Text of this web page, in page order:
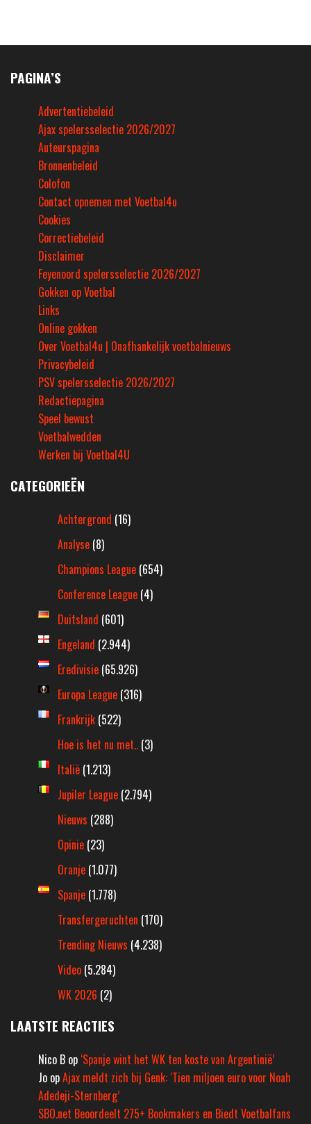
PAGINA’S
Advertentiebeleid
Ajax spelersselectie 2026/2027
Auteurspagina
Bronnenbeleid
Colofon
Contact opnemen met Voetbal4u
Cookies
Correctiebeleid
Disclaimer
Feyenoord spelersselectie 2026/2027
Gokken op Voetbal
Links
Online gokken
Over Voetbal4u | Onafhankelijk voetbalnieuws
Privacybeleid
PSV spelersselectie 2026/2027
Redactiepagina
Speel bewust
Voetbalwedden
Werken bij Voetbal4U
CATEGORIEËN
Achtergrond (16)
Analyse (8)
Champions League (654)
Conference League (4)
Duitsland (601)
Engeland (2.944)
Eredivisie (65.926)
Europa League (316)
Frankrijk (522)
Hoe is het nu met.. (3)
Italië (1.213)
Jupiler League (2.794)
Nieuws (288)
Opinie (23)
Oranje (1.077)
Spanje (1.778)
Transfergeruchten (170)
Trending Nieuws (4.238)
Video (5.284)
WK 2026 (2)
LAATSTE REACTIES
Nico B op ‘Spanje wint het WK ten koste van Argentinië’
Jo opAjax meldt zich bij Genk: ‘Tien miljoen euro voor Noah
Adedeji-Sternberg’
SBO.net Beoordeelt 275+ Bookmakers en Biedt Voetbalfans